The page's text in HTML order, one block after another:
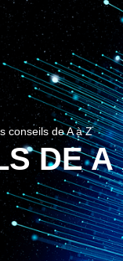
conseils de A à Z
DE A